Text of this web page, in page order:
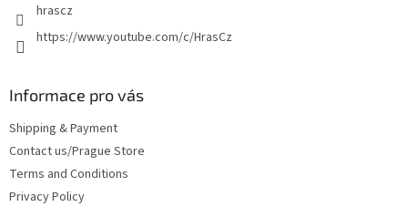
hrascz
https://www.youtube.com/c/HrasCz
Informace pro vás
Shipping & Payment
Contact us/Prague Store
Terms and Conditions
Privacy Policy